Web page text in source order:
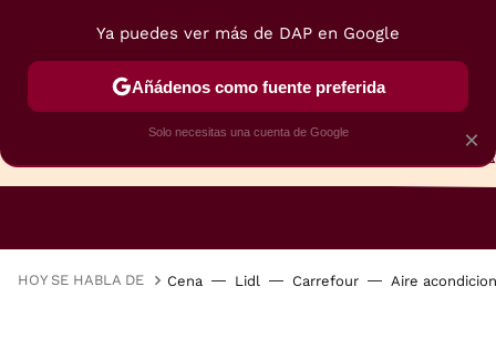
HOY SE HABLA DE Cena Lidl Carrefour Aire
×
Ya puedes ver más de DAP en Google
Añádenos como fuente preferida
Solo necesitas una cuenta de Google